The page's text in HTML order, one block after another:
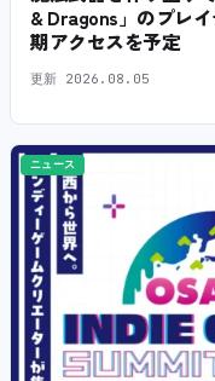
& Dragons」のプレ
期アクセスを予定
更新 2026.08.05
ニュース